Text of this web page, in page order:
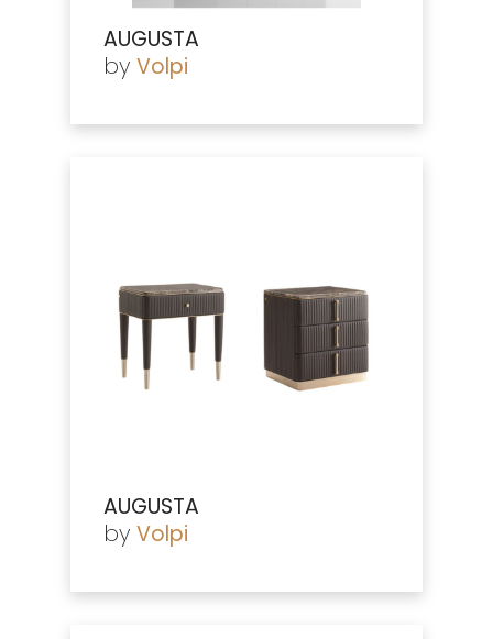
AUGUSTA
by Volpi
AUGUSTA
by Volpi